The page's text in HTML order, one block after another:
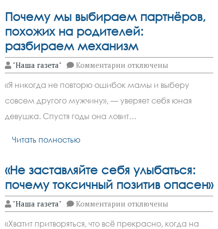
Почему мы выбираем партнёров,
похожих на родителей:
разбираем механизм
"Наша газета" Комментарии к
записи
мы
выбираем
партнёров,
похожих
на
отключены
«Я никогда не повторю ошибок мамы и выберу
совсем другого мужчину», — уверяет себя юная
девушка. Спустя годы она ловит…
Читать полностью
«Не заставляйте себя улыбаться:
почему токсичный позитив опасен»
"Наша газета" Комментарии к
записи
отключены
«Хватит притворяться, что всё прекрасно, когда на